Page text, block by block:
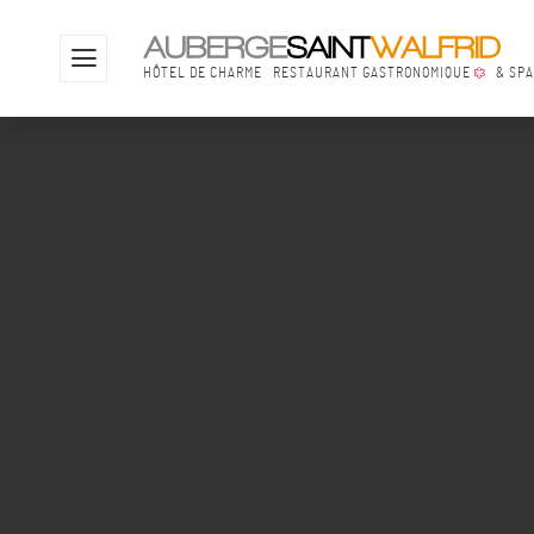
HÔTEL DE CHARME RESTAURANT GASTRONOMIQUE & SPA
Offres &